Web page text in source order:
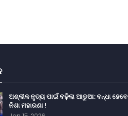
ଅଶ୍ଳୀଳ ନୃତ୍ୟ ପାଇଁ ବଢ଼ିଲା ଆଡୁଆ: ବନ୍ଧା ହେବେ
ନିଶା ମହାରଣା !